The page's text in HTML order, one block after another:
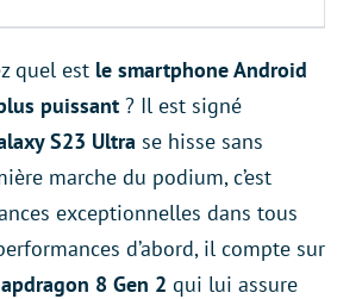
quel est le smartphone Android
puissant ? Il est signé
S23 Ultra se hisse sans
marche du podium, c’est
exceptionnelles dans tous
d’abord, il compte sur
8 Gen 2 qui lui assure